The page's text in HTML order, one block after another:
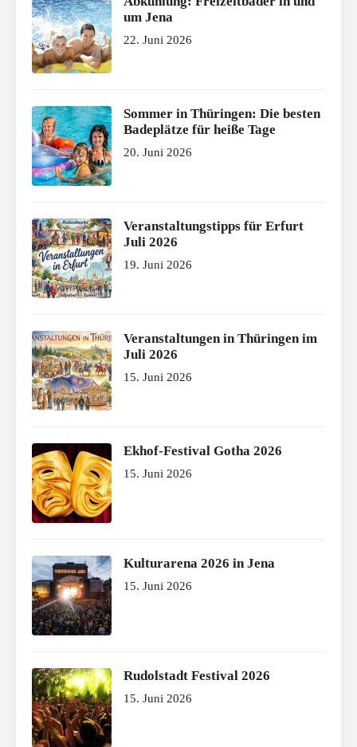
um Jena
22. Juni 2026
Sommer in Thüringen: Die besten
Badeplätze für heiße Tage
20. Juni 2026
Veranstaltungstipps für Erfurt
Juli 2026
19. Juni 2026
Veranstaltungen in Thüringen im
Juli 2026
15. Juni 2026
Ekhof-Festival Gotha 2026
15. Juni 2026
Kulturarena 2026 in Jena
15. Juni 2026
Rudolstadt Festival 2026
15. Juni 2026